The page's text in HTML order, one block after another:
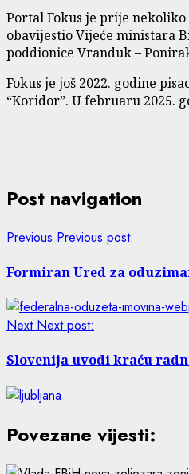
Portal Fokus je prije
obavijestio Vijeće ministara
poddionice Vranduk –
Fokus je još 2022. godine
“Koridor”. U februaru 2025.
Post navigation
Previous Previous post:
Formiran Ured za
Next Next post:
Slovenija uvodi kraću
Povezane vijesti: